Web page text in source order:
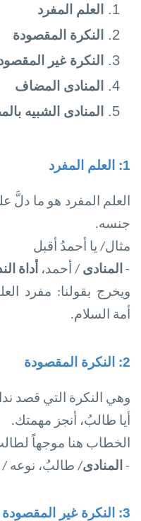
العلم المفرد
النكرة المقصودة
النكرة غير
المنادى المضاف
المنادى الشبيه
1: العلم المفرد
العلم المفرد هو ما دلَّ
جنسه.
مثال/ يا أحمدُ أقبل
- المنادى / أحمد، أداة
ويخرج بقولنا: مفرد
أمة السلام.
2: النكرة المقصودة
وهي النكرة التي قصد
أيا طالبُ، أنجز مهمتك.
الخطاب هنا موجهاً
- المنادى/ طالبُ، نوعه
3: النكرة غير المقصودة